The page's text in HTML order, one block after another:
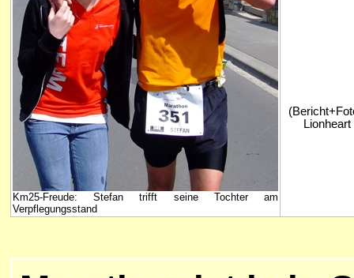
Km25-Freude: Stefan trifft seine Tochter am
Verpflegungsstand